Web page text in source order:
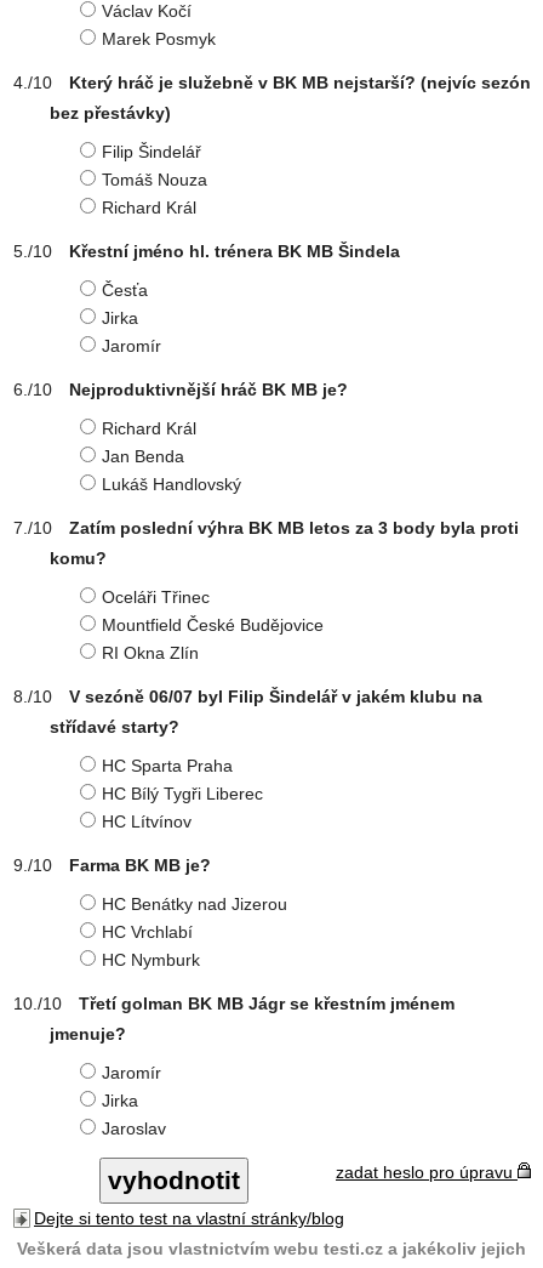
Václav Kočí
Marek Posmyk
Který hráč je služebně v BK MB nejstarší? (nejvíc sezón
bez přestávky)
Filip Šindelář
Tomáš Nouza
Richard Král
Křestní jméno hl. trénera BK MB Šindela
Česťa
Jirka
Jaromír
Nejproduktivnější hráč BK MB je?
Richard Král
Jan Benda
Lukáš Handlovský
Zatím poslední výhra BK MB letos za 3 body byla proti
komu?
Oceláři Třinec
Mountfield České Budějovice
RI Okna Zlín
V sezóně 06/07 byl Filip Šindelář v jakém klubu na
střídavé starty?
HC Sparta Praha
HC Bílý Tygři Liberec
HC Lítvínov
Farma BK MB je?
HC Benátky nad Jizerou
HC Vrchlabí
HC Nymburk
Třetí golman BK MB Jágr se křestním jménem
jmenuje?
Jaromír
Jirka
Jaroslav
zadat heslo pro úpravu
Dejte si tento test na vlastní stránky/blog
Veškerá data jsou vlastnictvím webu testi.cz a jakékoliv jejich